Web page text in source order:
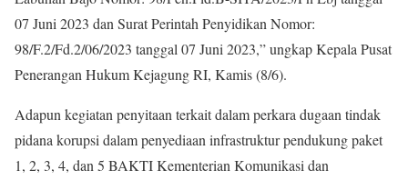
07 Juni 2023 dan Surat Perintah Penyidikan Nomor:
98/F.2/Fd.2/06/2023 tanggal 07 Juni 2023,” ungkap Kepala Pusat
Penerangan Hukum Kejagung RI, Kamis (8/6).
Adapun kegiatan penyitaan terkait dalam perkara dugaan tindak
pidana korupsi dalam penyediaan infrastruktur pendukung paket
1, 2, 3, 4, dan 5 BAKTI Kementerian Komunikasi dan